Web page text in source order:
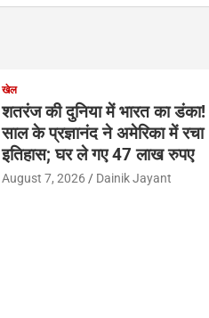
खेल
शतरंज की दुनिया में भारत का
साल के प्रज्ञानंद ने अमेरिका में रचा
इतिहास; घर ले गए 47 लाख रुपए
August 7, 2026 Dainik Jayant